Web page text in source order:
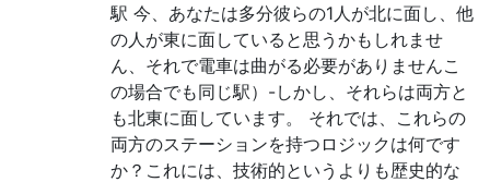
駅 今、あなたは多分彼らの1人が北に面し、他
の人が東に面していると思うかもしれませ
ん、それで電車は曲がる必要がありませんこ
の場合でも同じ駅）-しかし、それらは両方と
も北東に面しています。 それでは、これらの
両方のステーションを持つロジックは何です
か？これには、技術的というよりも歴史的な